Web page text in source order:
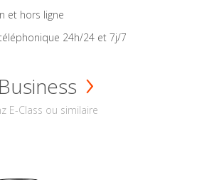
et hors ligne
24h/24 et 7j/7
E-Class ou similaire